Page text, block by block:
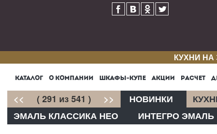
КУХНИ
КАТАЛОГ О КОМПАНИИ ШКАФЫ-КУПЕ АКЦИИ РАСЧЕТ
<< ( 291 из 541 ) >> НОВИНКИ
ЭМАЛЬ КЛАССИКА НЕО
ИНТЕГРО ЭМАЛЬ